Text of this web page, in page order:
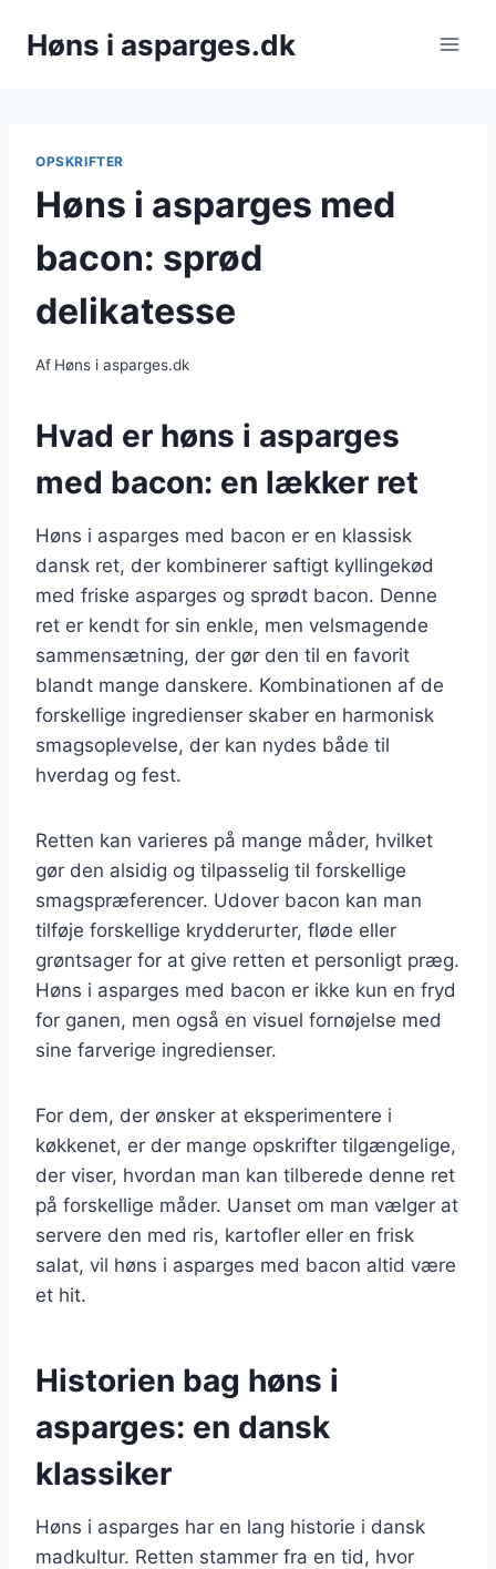
Høns i asparges.dk
OPSKRIFTER
Høns i asparges med
bacon: sprød
delikatesse
Af Høns i asparges.dk
Hvad er høns i asparges
med bacon: en lækker ret
Høns i asparges med bacon er en klassisk
dansk ret, der kombinerer saftigt kyllingekød
med friske asparges og sprødt bacon. Denne
ret er kendt for sin enkle, men velsmagende
sammensætning, der gør den til en favorit
blandt mange danskere. Kombinationen af de
forskellige ingredienser skaber en harmonisk
smagsoplevelse, der kan nydes både til
hverdag og fest.
Retten kan varieres på mange måder, hvilket
gør den alsidig og tilpasselig til forskellige
smagspræferencer. Udover bacon kan man
tilføje forskellige krydderurter, fløde eller
grøntsager for at give retten et personligt præg.
Høns i asparges med bacon er ikke kun en fryd
for ganen, men også en visuel fornøjelse med
sine farverige ingredienser.
For dem, der ønsker at eksperimentere i
køkkenet, er der mange opskrifter tilgængelige,
der viser, hvordan man kan tilberede denne ret
på forskellige måder. Uanset om man vælger at
servere den med ris, kartofler eller en frisk
salat, vil høns i asparges med bacon altid være
et hit.
Historien bag høns i
asparges: en dansk
klassiker
Høns i asparges har en lang historie i dansk
madkultur. Retten stammer fra en tid, hvor